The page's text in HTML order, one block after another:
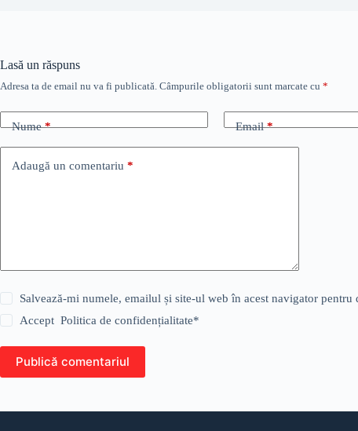
Lasă un răspuns
Adresa ta de email nu va fi publicată. Câmpurile obligatorii sunt marcate cu *
Nume* Email*
Adaugă un comentariu *
Salvează-mi numele, emailul și site-ul web în acest navigator pentru
AcceptPolitica de confidențialitate*
Publică comentariul